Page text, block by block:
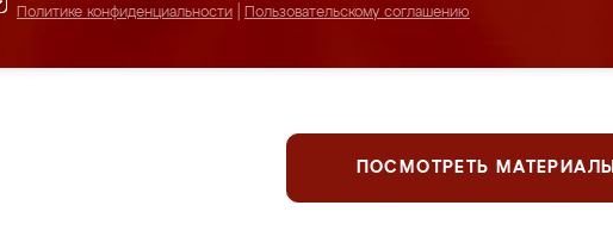
Политике конфиденциальности
Пользовательскому соглашению
ПОСМОТРЕТЬ МАТЕРИАЛЫ